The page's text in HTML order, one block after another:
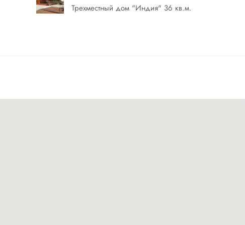
суток — скидка на вторые и последующие сутки 20%.
бревенчатых дома «Охотничий» и «Галерея» для
а так же аутентичный дом «Бохо». Еще отдельно
Трехместный дом "Индия" 36 кв.м.